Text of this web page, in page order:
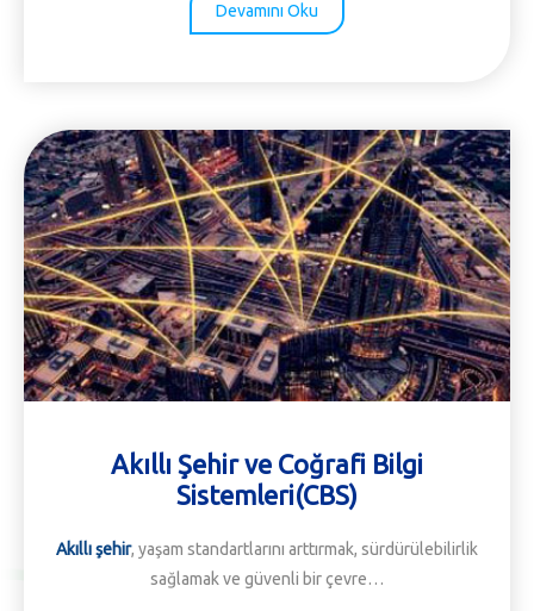
Devamını Oku
Akıllı Şehir ve Coğrafi Bilgi
Sistemleri(CBS)
Akıllı şehir, yaşam standartlarını arttırmak, sürdürülebilirlik
sağlamak ve güvenli bir çevre…